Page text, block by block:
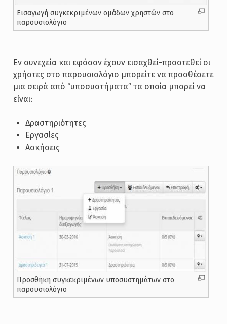
Εισαγωγή συγκεκριμένων ομάδων χρηστών στο
παρουσιολόγιο
Εν συνεχεία και εφόσον έχουν εισαχθεί-προστεθεί οι
χρήστες στο παρουσιολόγιο μπορείτε να προσθέσετε
μια σειρά από “υποσυστήματα” τα οποία μπορεί να
είναι:
Δραστηριότητες
Εργασίες
Ασκήσεις
Προσθήκη συγκεκριμένων υποσυστημάτων στο
παρουσιολόγιο